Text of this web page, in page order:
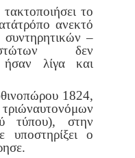
το
τρόπο ανεκτό
–
δεν
λίγα και
1824,
αυτονόμων
τύπου), στην
υποστηρίξει ο